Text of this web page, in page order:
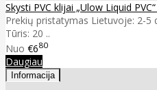
Skysti PVC klijai „Ulow Liquid
Prekių pristatymas Lietuvoje: 2-
Tūris: 20 ..
Nuo €680
Daugiau
Informacija